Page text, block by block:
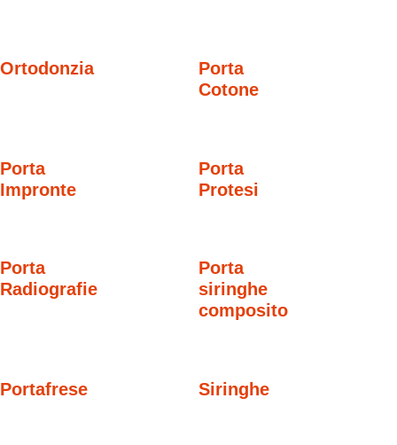
Ortodonzia
Porta
Cotone
Porta
Impronte
Porta
Protesi
Porta
Radiografie
Porta
siringhe
composito
Portafrese Siringhe